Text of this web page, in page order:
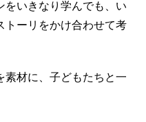
をいきなり学んでも、い
トーリをかけ合わせて考
素材に、子どもたちと一